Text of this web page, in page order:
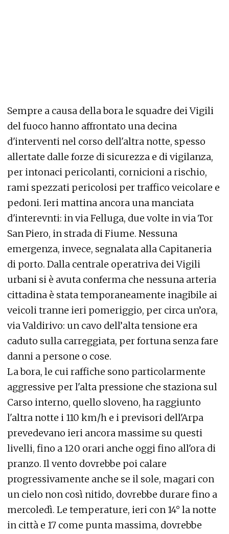
Sempre a causa della bora le squadre dei Vigili
del fuoco hanno affrontato una decina
d'interventi nel corso dell'altra notte, spesso
allertate dalle forze di sicurezza e di vigilanza,
per intonaci pericolanti, cornicioni a rischio,
rami spezzati pericolosi per traffico veicolare e
pedoni. Ieri mattina ancora una manciata
d'interevnti: in via Felluga, due volte in via Tor
San Piero, in strada di Fiume. Nessuna
emergenza, invece, segnalata alla Capitaneria
di porto. Dalla centrale operatriva dei Vigili
urbani si è avuta conferma che nessuna arteria
cittadina è stata temporaneamente inagibile ai
veicoli tranne ieri pomeriggio, per circa un’ora,
via Valdirivo: un cavo dell’alta tensione era
caduto sulla carreggiata, per fortuna senza fare
danni a persone o cose.
La bora, le cui raffiche sono particolarmente
aggressive per l'alta pressione che staziona sul
Carso interno, quello sloveno, ha raggiunto
l'altra notte i 110 km/h e i previsori dell'Arpa
prevedevano ieri ancora massime su questi
livelli, fino a 120 orari anche oggi fino all'ora di
pranzo. Il vento dovrebbe poi calare
progressivamente anche se il sole, magari con
un cielo non così nitido, dovrebbe durare fino a
mercoledì. Le temperature, ieri con 14° la notte
in città e 17 come punta massima, dovrebbe